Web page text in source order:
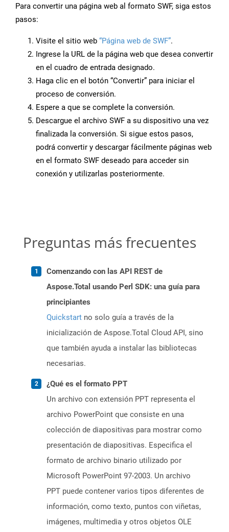
Para convertir una página web al formato SWF, siga estos
pasos:
Visite el sitio web “Página web de SWF”.
Ingrese la URL de la página web que desea convertir
en el cuadro de entrada designado.
Haga clic en el botón “Convertir” para iniciar el
proceso de conversión.
Espere a que se complete la conversión.
Descargue el archivo SWF a su dispositivo una vez
finalizada la conversión. Si sigue estos pasos,
podrá convertir y descargar fácilmente páginas web
en el formato SWF deseado para acceder sin
conexión y utilizarlas posteriormente.
Preguntas más frecuentes
Comenzando con las API REST de
Aspose.Total usando Perl SDK: una guía para
principiantes
Quickstart no solo guía a través de la
inicialización de Aspose.Total Cloud API, sino
que también ayuda a instalar las bibliotecas
necesarias.
¿Qué es el formato PPT
Un archivo con extensión PPT representa el
archivo PowerPoint que consiste en una
colección de diapositivas para mostrar como
presentación de diapositivas. Especifica el
formato de archivo binario utilizado por
Microsoft PowerPoint 97-2003. Un archivo
PPT puede contener varios tipos diferentes de
información, como texto, puntos con viñetas,
imágenes, multimedia y otros objetos OLE